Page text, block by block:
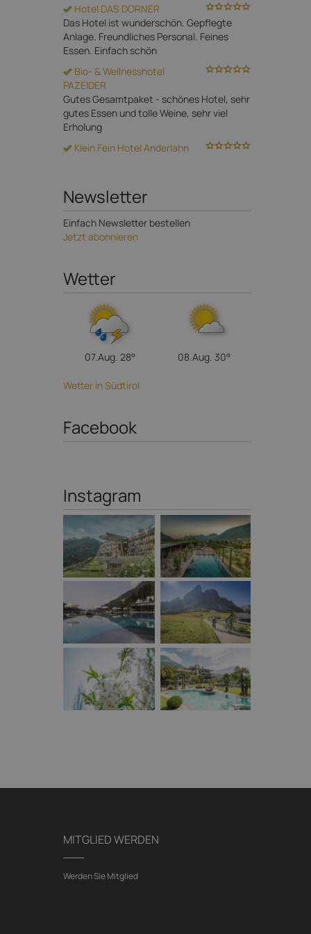
Hotel DAS DORNER
Das Hotel ist wunderschön. Gepflegte
Anlage. Freundliches Personal. Feines
Essen. Einfach schön
Bio- & Wellnesshotel
PAZEIDER
Gutes Gesamtpaket - schönes Hotel, sehr
gutes Essen und tolle Weine, sehr viel
Erholung
Klein Fein Hotel Anderlahn
Newsletter
Einfach Newsletter bestellen
Jetzt abonnieren
Wetter
07.Aug. 28° 08.Aug. 30°
Wetter in Südtirol
Facebook
Instagram
MITGLIED WERDEN
Werden Sie Mitglied